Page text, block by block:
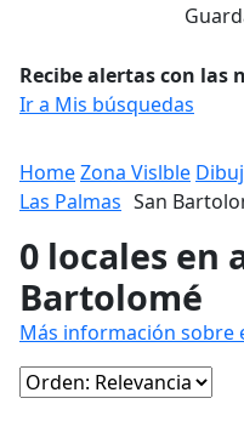
Recibe alertas con las
Ir a Mis búsquedas
HomeZona Vislble
Las Palmas San
0 locales en
Bartolomé
Más información sobre